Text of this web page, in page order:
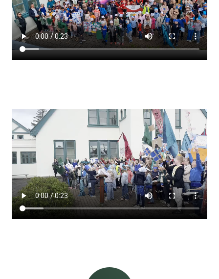
Lestrarheftin
Náms- og kennsluáætlanir
Námsráðgjafi
Stundaskrár
Valgreinar
Umsókn um val utanskóla
Foreldrafélag
Samstarf heimilis og skóla